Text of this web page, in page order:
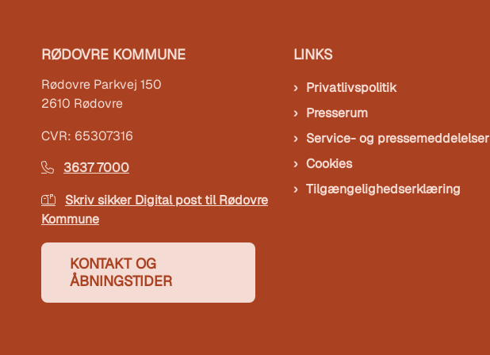
RØDOVRE KOMMUNE
Rødovre Parkvej 150
2610 Rødovre
CVR: 65307316
3637 7000
Skriv sikker Digital post til Rødovre
Kommune
KONTAKT OG
ÅBNINGSTIDER
LINKS
Privatlivspolitik
Presserum
Service- og pressemeddelelser
Cookies
Tilgængelighedserklæring